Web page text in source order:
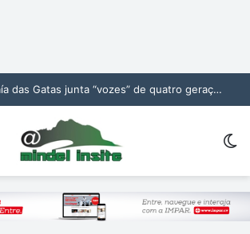
Festival da Baía das Gatas junta “vozes” de quatro gerações da música cabo-verdiana na segunda noite